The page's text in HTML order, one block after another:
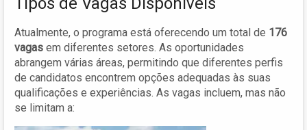
Atualmente, o programa está oferecendo um total de 176
vagas em diferentes setores. As oportunidades
abrangem várias áreas, permitindo que diferentes perfis
de candidatos encontrem opções adequadas às suas
qualificações e experiências. As vagas incluem, mas não
se limitam a: